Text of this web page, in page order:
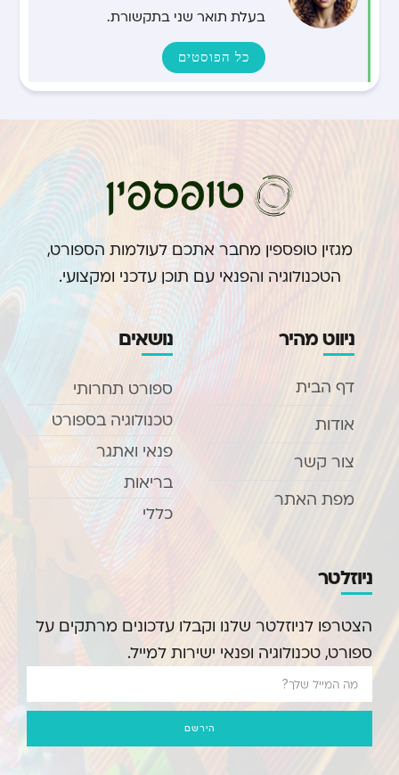
בעלת תואר שני בתקשורת.
כל הפוסטים
מגזין טופספין מחבר אתכם לעולמות הספורט,
הטכנולוגיה והפנאי עם תוכן עדכני ומקצועי.
ניווט מהיר
דף הבית
אודות
צור קשר
מפת האתר
נושאים
ספורט תחרותי
טכנולוגיה בספורט
פנאי ואתגר
בריאות
כללי
ניוזלטר
הצטרפו לניוזלטר שלנו וקבלו עדכונים מרתקים על
ספורט, טכנולוגיה ופנאי ישירות למייל.
הירשם